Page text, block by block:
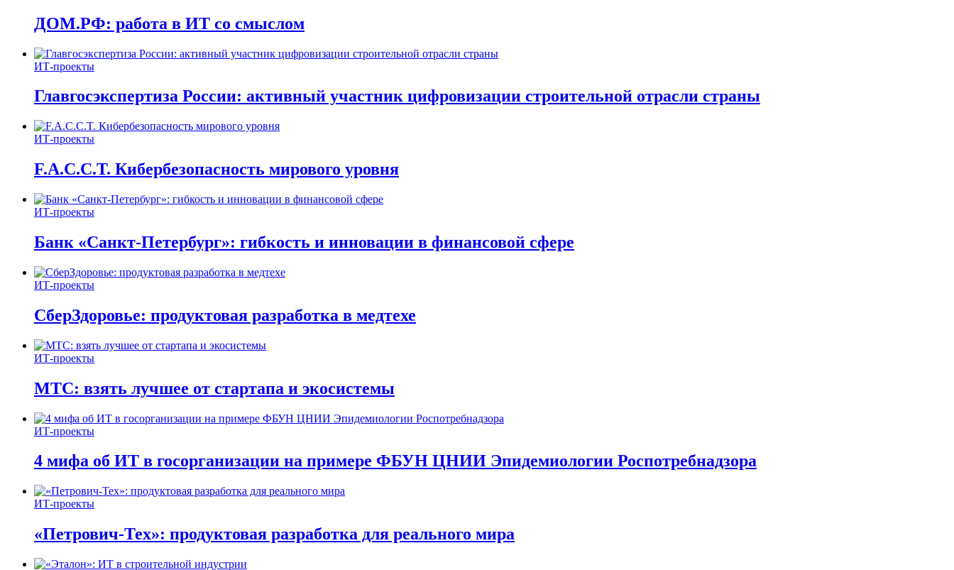
ДОМ.РФ: работа в ИТ со смыслом
ИТ-проекты
Главгосэкспертиза России: активный участник цифровизации строительной отрасли страны
ИТ-проекты
F.A.C.C.T. Кибербезопасность мирового уровня
ИТ-проекты
Банк «Санкт-Петербург»: гибкость и инновации в финансовой сфере
ИТ-проекты
СберЗдоровье: продуктовая разработка в медтехе
ИТ-проекты
МТС: взять лучшее от стартапа и экосистемы
ИТ-проекты
4 мифа об ИТ в госорганизации на примере ФБУН ЦНИИ Эпидемиологии Роспотребнадзора
ИТ-проекты
«Петрович-Тех»: продуктовая разработка для реального мира